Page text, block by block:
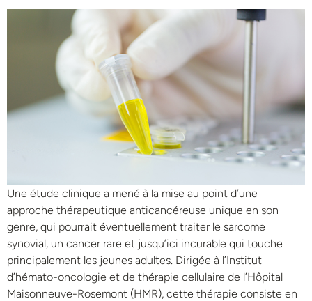
Une étude clinique a mené à la mise au point d’une
approche thérapeutique anticancéreuse unique en son
genre, qui pourrait éventuellement traiter le sarcome
synovial, un cancer rare et jusqu’ici incurable qui touche
principalement les jeunes adultes. Dirigée à l’Institut
d’hémato-oncologie et de thérapie cellulaire de l’Hôpital
Maisonneuve-Rosemont (HMR), cette thérapie consiste en